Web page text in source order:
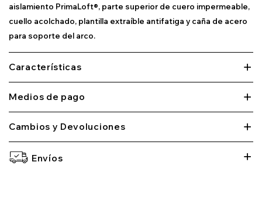
aislamiento PrimaLoft®, parte superior de cuero impermeable,
cuello acolchado, plantilla extraíble antifatiga y caña de acero
para soporte del arco.
Características
Medios de pago
Cambios y Devoluciones
Envíos